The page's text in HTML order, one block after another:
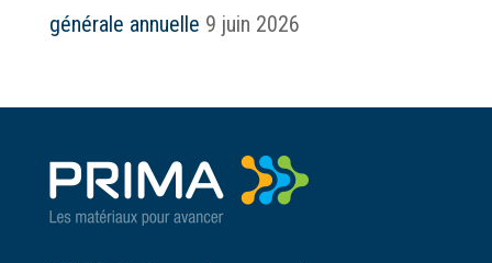
générale annuelle 9 juin 2026